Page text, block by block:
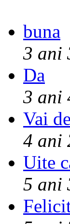
buna
3 ani
Da
3 ani
Vai
4 ani
Uite
5 ani